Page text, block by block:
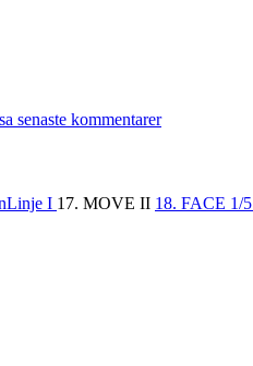
senaste kommentarer
I 17. MOVE II 18. FACE 1/5